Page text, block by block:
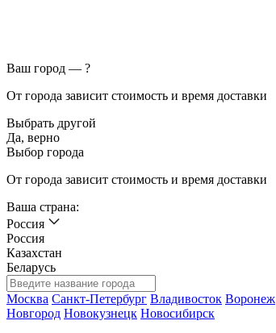
Ваш город — ?
От города зависит стоимость и время доставки
Выбрать другой
Да, верно
Выбор города
От города зависит стоимость и время доставки
Ваша страна:
Россия
Россия
Казахстан
Беларусь
Москва Санкт-Петербург Владивосток Воронеж
Новгород Новокузнецк Новосибирск